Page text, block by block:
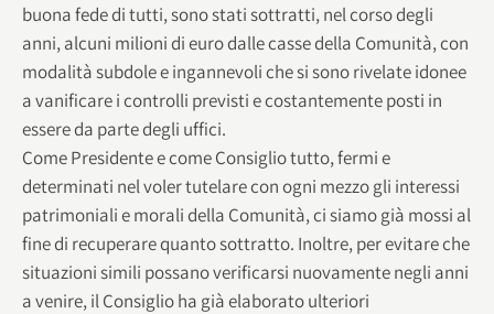
buona fede di tutti, sono stati sottratti, nel corso degli
anni, alcuni milioni di euro dalle casse della Comunità, con
modalità subdole e ingannevoli che si sono rivelate idonee
a vanificare i controlli previsti e costantemente posti in
essere da parte degli uffici.
Come Presidente e come Consiglio tutto, fermi e
determinati nel voler tutelare con ogni mezzo gli interessi
patrimoniali e morali della Comunità, ci siamo già mossi al
fine di recuperare quanto sottratto. Inoltre, per evitare che
situazioni simili possano verificarsi nuovamente negli anni
a venire, il Consiglio ha già elaborato ulteriori